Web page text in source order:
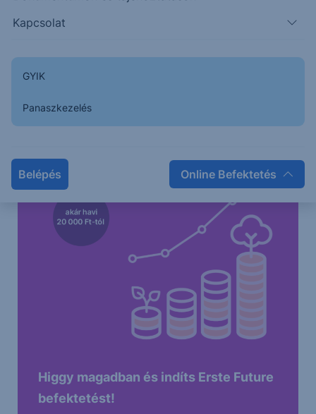
Kapcsolat
GYIK
Panaszkezelés
Belépés Online Befektetés
Higgy magadban és indíts Erste Future
befektetést!